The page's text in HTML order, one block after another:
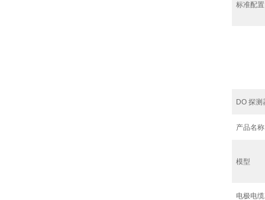
标准配置
DO 探测
产品名称
模型
电极电缆